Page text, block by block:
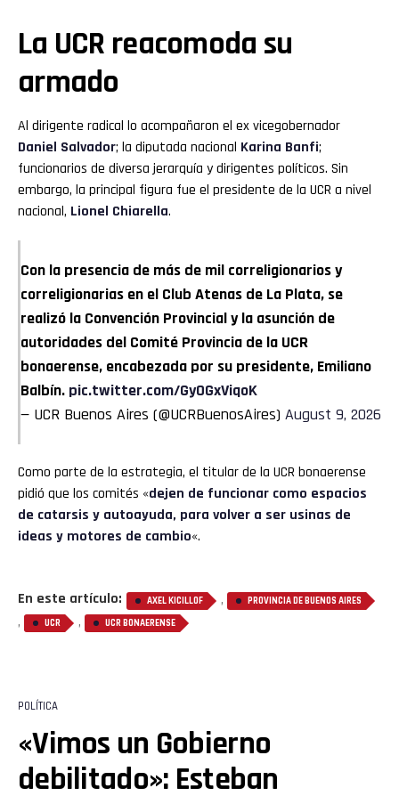
La UCR reacomoda su
armado
Al dirigente radical lo acompañaron el ex vicegobernador
Daniel Salvador; la diputada nacional Karina Banfi;
funcionarios de diversa jerarquía y dirigentes políticos. Sin
embargo, la principal figura fue el presidente de la UCR a nivel
nacional, Lionel Chiarella.
Con la presencia de más de mil correligionarios y
correligionarias en el Club Atenas de La Plata, se
realizó la Convención Provincial y la asunción de
autoridades del Comité Provincia de la UCR
bonaerense, encabezada por su presidente, Emiliano
Balbín. pic.twitter.com/GyOGxViqoK
— UCR Buenos Aires (@UCRBuenosAires) August 9, 2026
Como parte de la estrategia, el titular de la UCR bonaerense
pidió que los comités «dejen de funcionar como espacios
de catarsis y autoayuda, para volver a ser usinas de
ideas y motores de cambio«.
En este artículo: AXEL KICILLOF , PROVINCIA DE BUENOS AIRES
, UCR , UCR BONAERENSE
POLÍTICA
«Vimos un Gobierno
debilitado»: Esteban